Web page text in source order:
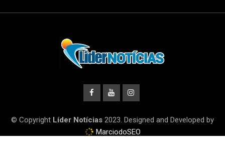
© Copyright Líder Notícias 2023. Designed and Developed by
MarciodoSEO